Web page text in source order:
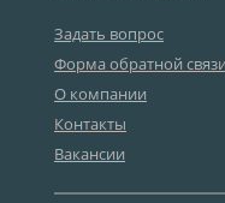
Задать вопрос
Форма обратной связи
О компании
Контакты
Вакансии